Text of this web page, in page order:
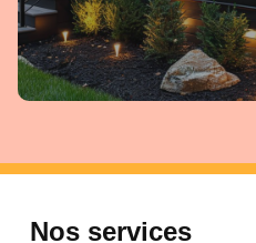
Nos services